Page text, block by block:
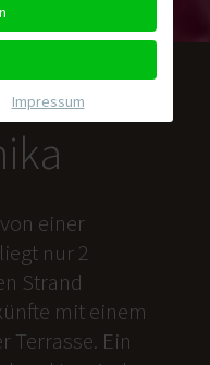
einer
nur 2
Strand
mit einem
Terrasse. Ein
Impressum